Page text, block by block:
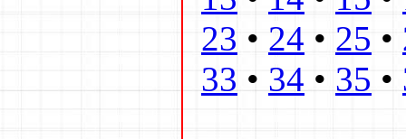
23 • 24 • 25 •
33 • 34 • 35 •